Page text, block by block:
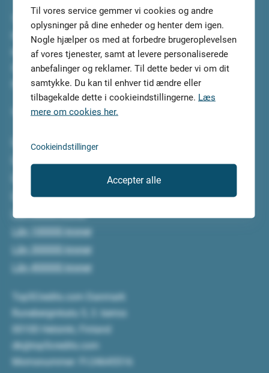
osv.).
Top5Credits.com har undersøgt de bedste lån til dig. Vi
har selv testet lånene og lånetjenesterne, så du kan
koncentrere dig om at vælge det bedste lån til dig.
Sammenlign lånene i ro og mag og tilmeld dig, så vi kan
finde de 5 mest velegnede lån til dig.
Vi gør arbejdet for dig.
Lån 5000 kroner
Lån 20000 kroner
Lån 50000 kroner
Lån 100000 kroner
Lån 300000 kroner
Lån 400000 kroner
Top5Credits.com Danmark
Runeberginkatu 5, 3. kerros
00100 Helsinki, Finland
dk@top5credits.com
Momsnummer: FI-24645516
Til vores service gemmer vi cookies og andre
oplysninger på dine enheder og henter dem igen.
Nogle hjælper os med at forbedre brugeroplevelsen
af vores tjenester, samt at levere personaliserede
anbefalinger og reklamer. Til dette beder vi om dit
samtykke. Du kan til enhver tid ændre eller
tilbagekalde dette i cookieindstillingerne. Læs
mere om cookies her.
Cookieindstillinger
Accepter alle